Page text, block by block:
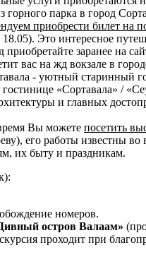
горного парка в город
приобрести билет на
Это интересное
приобретайте заранее на
вас на жд вокзале в
- уютный старинный
«Сортавала» /
и главных
Вы можете посетить
его работы известны
их быту и праздникам.
номеров.
остров Валаам»
проходит при